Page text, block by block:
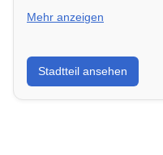
Mehr anzeigen
Erfahre mehr über
Lebensqualität,
Freizeitmöglichkeiten
Stadtteil ansehen